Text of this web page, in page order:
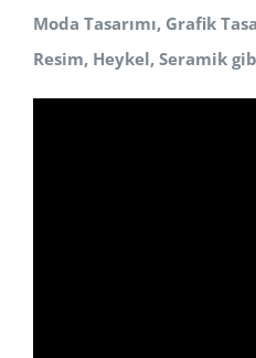
Moda Tasarımı, Grafik
Resim, Heykel, Seramik